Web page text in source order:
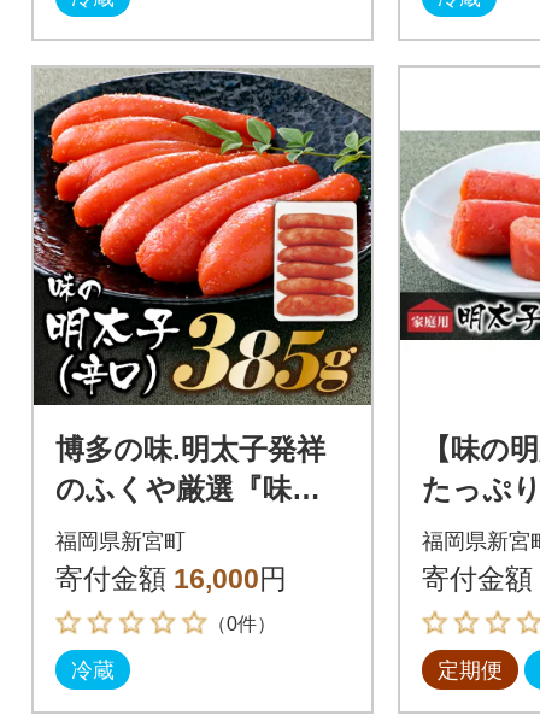
博多の味.明太子発祥
のふくや厳選『味の
明太子385g(辛口)』
【辛子明太子】.AF15
7
福岡県新宮町
寄付金額 16,000円
（0件）
冷蔵
【味の
たっぷ
子『定
ース』
福岡県新宮
寄付金額
定期便